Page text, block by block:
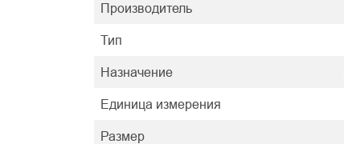
Производитель
Тип
Назначение
Единица измерения
Размер